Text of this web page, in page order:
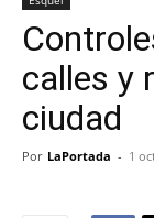
calles y
ciudad
Por LaPortada - 1